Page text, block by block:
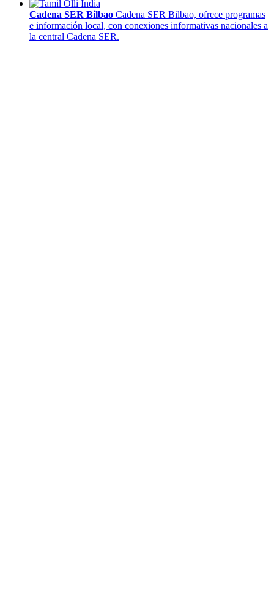
Cadena SER Bilbao Cadena SER Bilbao, ofrece programas
e información local, con conexiones informativas nacionales a
la central Cadena SER.